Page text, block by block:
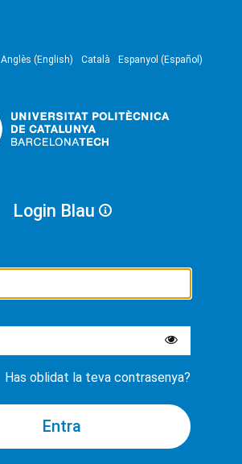
Anglès (English) Català Espanyol (Español)
Login Blau
Has oblidat la teva contrasenya?